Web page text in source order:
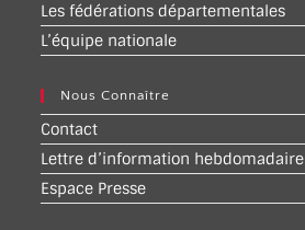
Les fédérations départementales
L’équipe nationale
Nous Connaître
Contact
Lettre d’information hebdomadaire
Espace Presse